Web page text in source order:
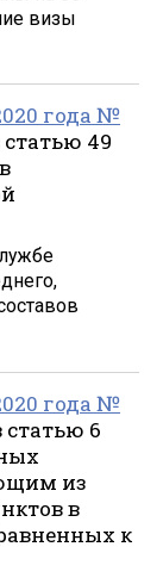
визы
года №
49
года №
6
из
в
к